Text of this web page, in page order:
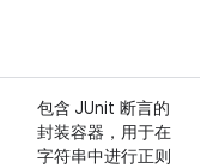
包含 JUnit 断言的
封装容器，用于在
字符串中进行正则